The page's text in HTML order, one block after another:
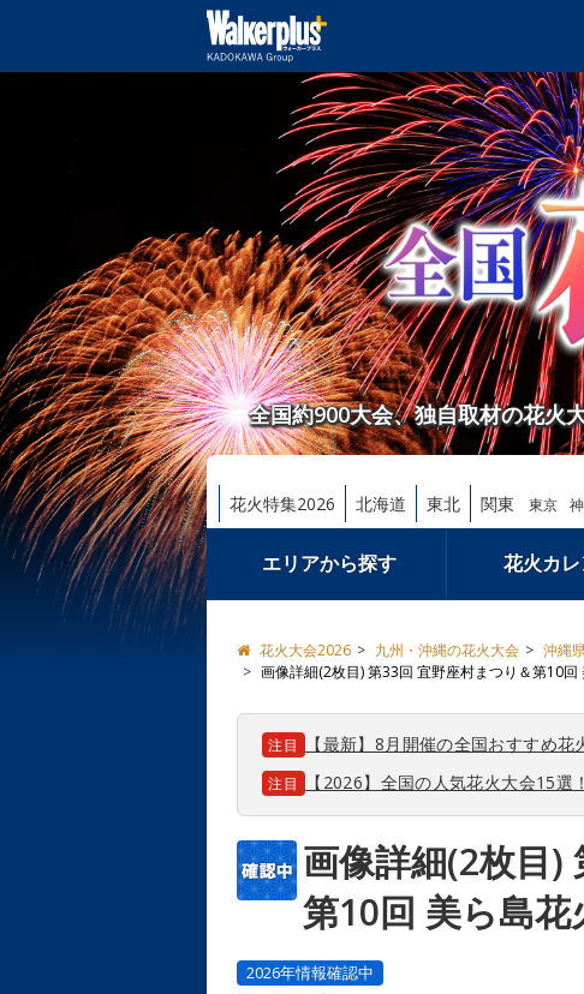
全国約900大会、独自取材の花火
花火特集2026 北海道 東北 関東 東京
エリアから探す 花火カ
花火大会2026 九州・沖縄の花火大会 沖縄
画像詳細(2枚目) 第33回 宜野座村まつり＆第10回
注目 【最新】8月開催の全国おすすめ花
注目 【2026】全国の人気花火大会15
画像詳細(2枚目)
第10回 美ら島花
2026年情報確認中